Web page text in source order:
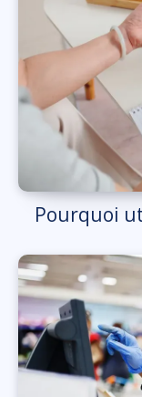
Pourquoi